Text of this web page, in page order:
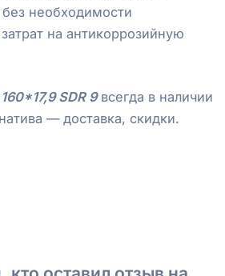
без необходимости
на антикоррозийную
SDR 9 всегда в наличии
— доставка, скидки.